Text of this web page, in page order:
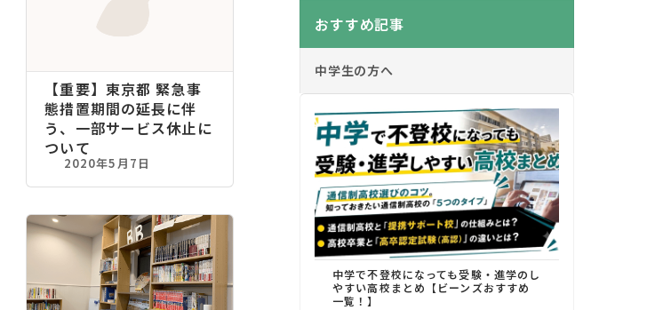
【重要】東京都 緊急事
態措置期間の延長に伴
う、一部サービス休止に
ついて
2020年5月7日
おすすめ記事
中学生の方へ
中学で不登校になっても受験・進学のし
やすい高校まとめ【ビーンズおすすめ
一覧！】